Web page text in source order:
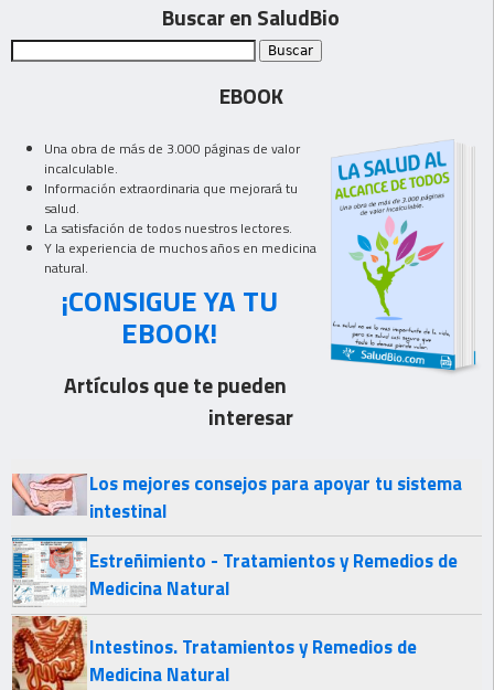
Buscar en SaludBio
EBOOK
Una obra de más de 3.000 páginas de valor
incalculable.
Información extraordinaria que mejorará tu
salud.
La satisfación de todos nuestros lectores.
Y la experiencia de muchos años en medicina
natural.
¡CONSIGUE YA TU
EBOOK!
Artículos que te pueden
interesar
Los mejores consejos para apoyar tu sistema
intestinal
Estreñimiento - Tratamientos y Remedios de
Medicina Natural
Intestinos. Tratamientos y Remedios de
Medicina Natural